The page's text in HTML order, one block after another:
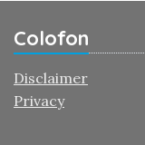
Colofon
Disclaimer
Privacy